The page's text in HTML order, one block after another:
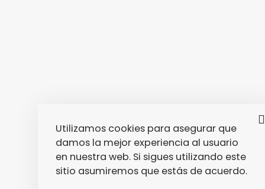
Utilizamos cookies para asegurar que
damos la mejor experiencia al usuario
en nuestra web. Si sigues utilizando este
sitio asumiremos que estás de acuerdo.